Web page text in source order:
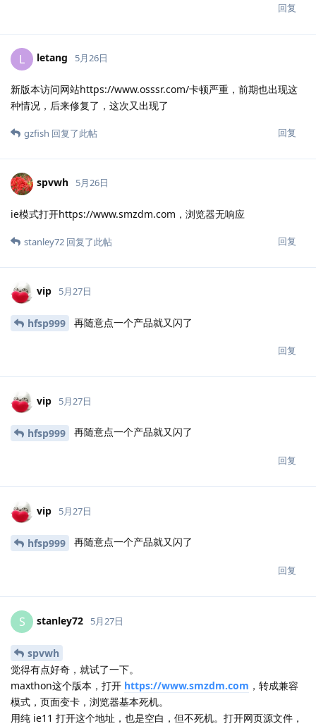
回复
L letang 5月26日
新版本访问网站https://www.osssr.com/卡顿严重，前期也出现这
种情况，后来修复了，这次又出现了
回复
gzfish 回复了此帖
spvwh 5月26日
ie模式打开https://www.smzdm.com，浏览器无响应
回复
stanley72 回复了此帖
vip 5月27日
hfsp999 再随意点一个产品就又闪了
回复
vip 5月27日
hfsp999 再随意点一个产品就又闪了
回复
vip 5月27日
hfsp999 再随意点一个产品就又闪了
回复
S stanley72 5月27日
spvwh
觉得有点好奇，就试了一下。
maxthon这个版本，打开 https://www.smzdm.com ，转成兼容
模式，页面变卡，浏览器基本死机。
用纯 ie11 打开这个地址，也是空白，但不死机。打开网页源文件，